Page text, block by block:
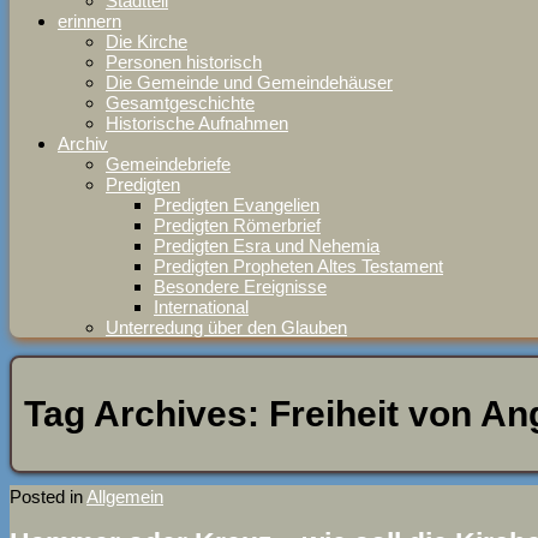
erinnern
Die Kirche
Personen historisch
Die Gemeinde und Gemeindehäuser
Gesamtgeschichte
Historische Aufnahmen
Archiv
Gemeindebriefe
Predigten
Predigten Evangelien
Predigten Römerbrief
Predigten Esra und Nehemia
Predigten Propheten Altes Testament
Besondere Ereignisse
International
Unterredung über den Glauben
Tag Archives: Freiheit von
Posted inAllgemein